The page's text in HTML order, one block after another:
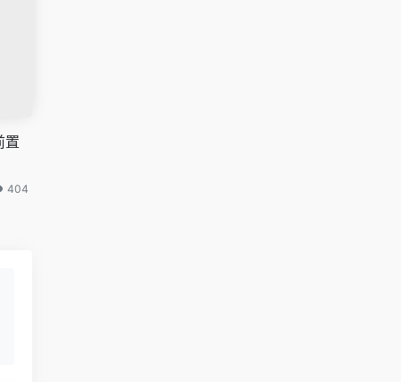
置
404